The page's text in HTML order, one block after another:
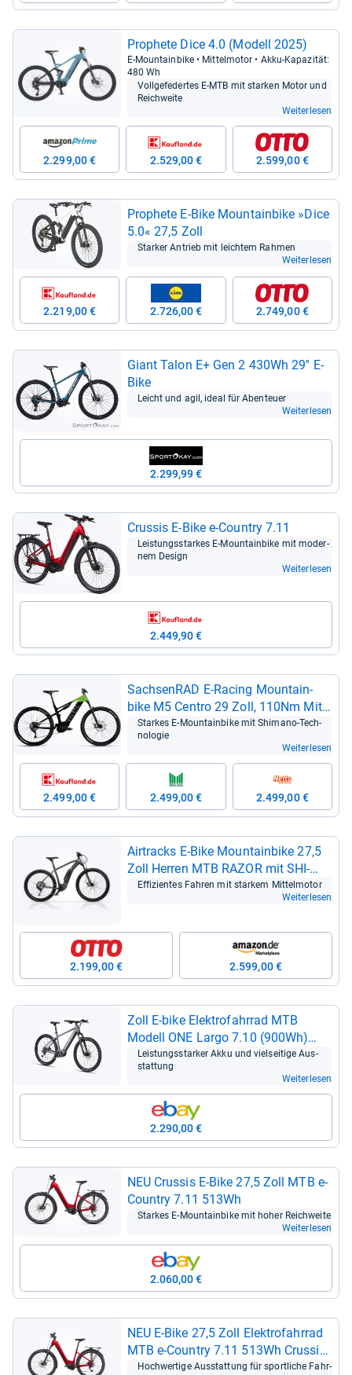
Pro­phete Dice 4.0 (Modell 2025)
E-​Moun­tain­bike • Mit­tel­mo­tor • Akku-​Kapa­zi­tät:
480 Wh
Voll­ge­fe­der­tes E-​MTB mit star­ken Motor und
Reich­weite
Weiterlesen
2.299,00 € 2.529,00 € 2.599,00 €
Pro­phete E-​Bike Moun­tain­bike »Dice
5.0« 27,5 Zoll
Star­ker Antrieb mit leich­tem Rah­men
Weiterlesen
2.219,00 € 2.726,00 € 2.749,00 €
Giant Talon E+ Gen 2 430Wh 29'' E-​
Bike
Leicht und agil, ideal für Aben­teuer
Weiterlesen
2.299,99 €
Crus­sis E-​Bike e-​Coun­try 7.11
Leis­tungs­star­kes E-​Moun­tain­bike mit moder­
nem Design
Weiterlesen
2.449,90 €
Sach­sen­RAD E-​Racing Moun­tain­
bike M5 Cen­tro 29 Zoll, 110Nm Mit­
tel­mo­tor
Star­kes E-​Moun­tain­bike mit Shi­mano-​Tech­
no­lo­gie
Weiterlesen
2.499,00 € 2.499,00 € 2.499,00 €
Air­tracks E-​Bike Moun­tain­bike 27,5
Zoll Her­ren MTB RAZOR mit SHI­
MANO STEPS EP8000
Effi­zi­en­tes Fah­ren mit star­kem Mit­tel­mo­tor
Weiterlesen
2.199,00 € 2.599,00 €
Zoll E-​bike Elek­tro­fahr­rad MTB
Modell ONE Largo 7.10 (900Wh)
Crus­sis 2025
Leis­tungs­star­ker Akku und viel­sei­tige Aus­
stat­tung
Weiterlesen
2.290,00 €
NEU Crus­sis E-​Bike 27,5 Zoll MTB e-​
Coun­try 7.11 513Wh
Star­kes E-​Moun­tain­bike mit hoher Reich­weite
Weiterlesen
2.060,00 €
NEU E-​Bike 27,5 Zoll Elek­tro­fahr­rad
MTB e-​Coun­try 7.11 513Wh Crus­sis
2026
Hoch­wer­tige Aus­stat­tung für sport­li­che Fahr­